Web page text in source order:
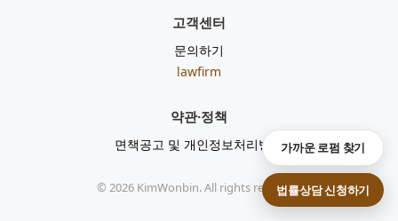
고객센터
문의하기
lawfirm
약관·정책
면책공고 및 개인정보처리방침
© 2026KimWonbin. All rights reserved.
가까운 로펌 찾기
법률상담 신청하기